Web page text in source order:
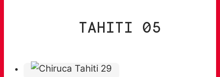
TAHITI 05